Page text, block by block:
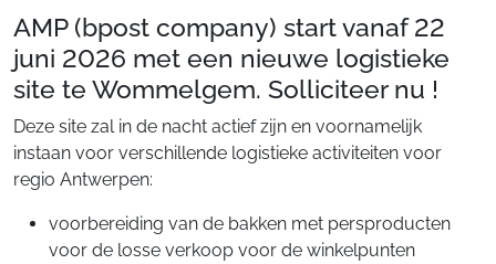
AMP (bpost company) start vanaf 22
juni 2026 met een nieuwe logistieke
site te Wommelgem. Solliciteer nu !
Deze site zal in de nacht actief zijn en voornamelijk
instaan voor verschillende logistieke activiteiten voor
regio Antwerpen:
voorbereiding van de bakken met persproducten
voor de losse verkoop voor de winkelpunten